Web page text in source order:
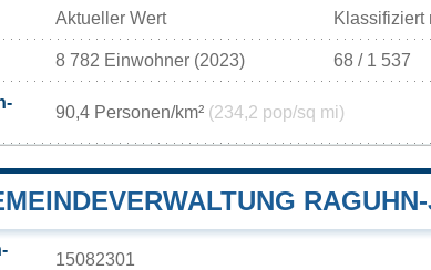
Aktueller Wert Klassifiziert
8 782 Einwohner (2023) 68 / 1 537
90,4 Personen/km² (234,2 pop/sq mi)
RAGUHN-
15082301